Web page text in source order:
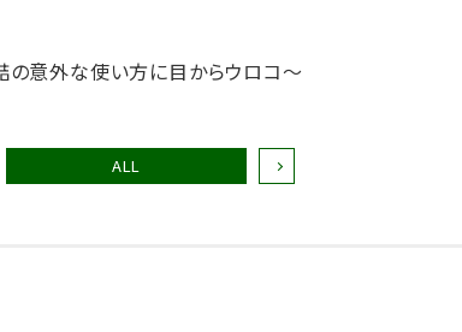
の意外な使い方に目からウロコ〜
ALL